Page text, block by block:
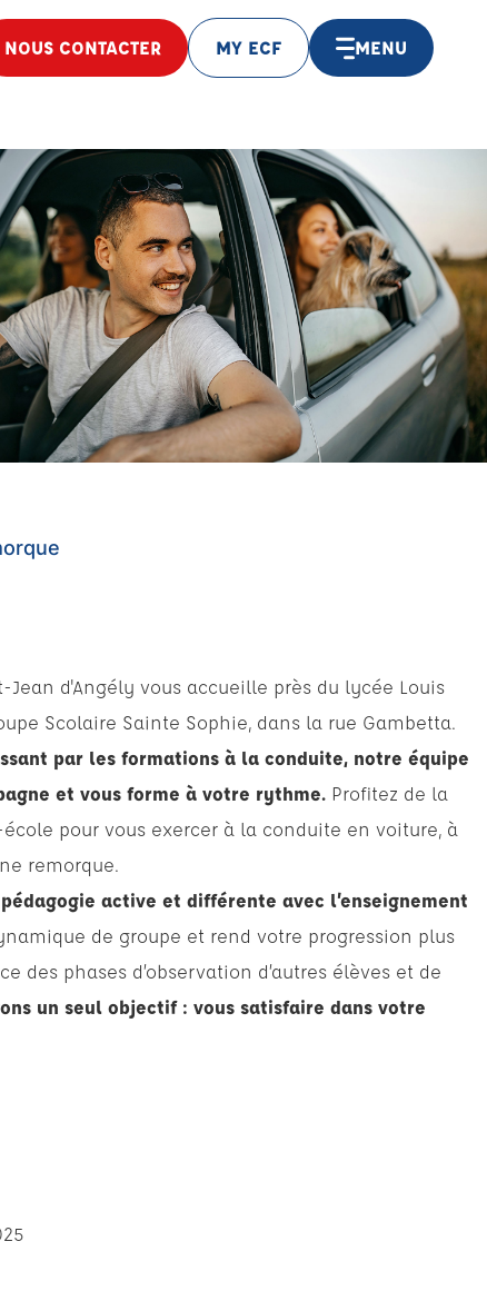
NOUS CONTACTER MY ECF MENU
Jean d'Angély vous accueille près du lycée Louis
Scolaire Sainte Sophie, dans la rue Gambetta.
par les formations à la conduite, notre équipe
et vous forme à votre rythme. Profitez de la
pour vous exercer à la conduite en voiture, à
remorque.
pédagogie active et différente avec l’enseignement
de groupe et rend votre progression plus
des phases d’observation d’autres élèves et de
un seul objectif : vous satisfaire dans votre